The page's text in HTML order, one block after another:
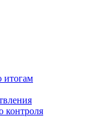
итогам
контроля